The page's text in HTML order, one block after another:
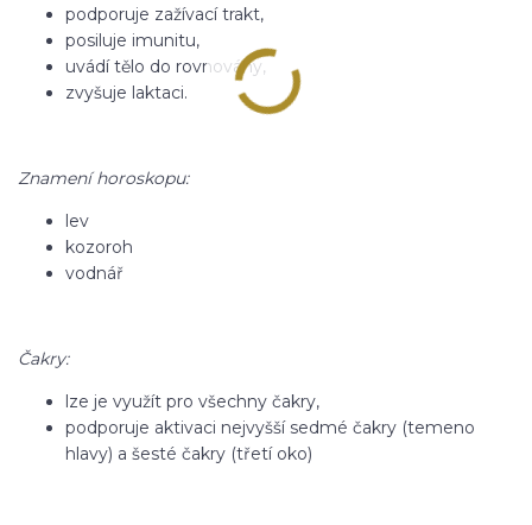
podporuje zažívací trakt,
posiluje imunitu,
uvádí tělo do rovnováhy,
zvyšuje laktaci.
Znamení horoskopu:
lev
kozoroh
vodnář
Čakry:
lze je využít pro všechny čakry,
podporuje aktivaci nejvyšší sedmé čakry (temeno
hlavy) a šesté čakry (třetí oko)